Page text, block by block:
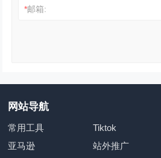
*邮箱:
网站导航
常用工具 Tiktok
亚马逊
站外推广